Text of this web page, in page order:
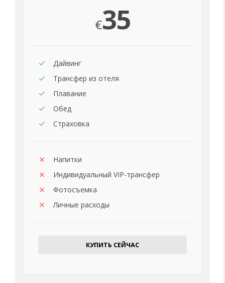
€35
Дайвинг
Трансфер из отеля
Плавание
Обед
Страховка
Напитки
Индивидуальный VIP-трансфер
Фотосъемка
Личные расходы
КУПИТЬ СЕЙЧАС